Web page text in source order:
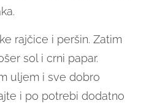
rajčice i peršin. Zatim
sol i crni papar.
uljem i sve dobro
i po potrebi dodatno